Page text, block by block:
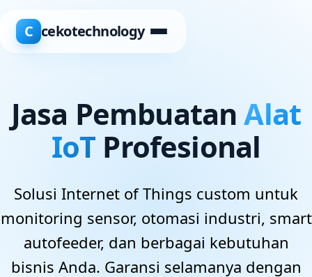
C cekotechnology
Jasa PembuatanAlat
IoT Profesional
Solusi Internet of Things custom untuk
monitoring sensor, otomasi industri, smart
autofeeder, dan berbagai kebutuhan
bisnis Anda. Garansi selamanya dengan